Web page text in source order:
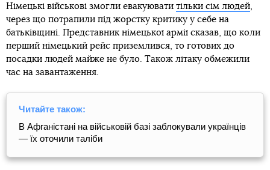
Німецькі військові змогли евакуювати тільки сім людей
через що потрапили під жорстку критику у себе на
батьківщині. Представник німецької армії сказав, що коли
перший німецький рейс приземлився, то готових до
посадки людей майже не було. Також літаку обмежили
час на завантаження.
Читайте також:
В Афганістані на військовій базі заблокували українців
— їх оточили таліби